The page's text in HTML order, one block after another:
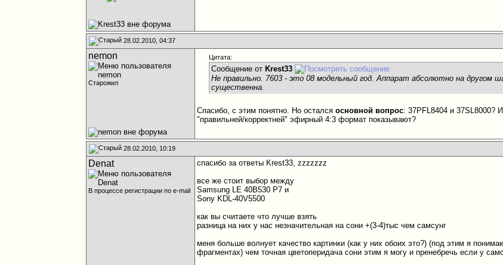
28.02.2010, 04:37
nemon
Старожил
Цитата:
Сообщение от Krest33
Не правильно. 7603 - это 08 модельный год. Аппарат абсолютно на другом
существенна.
Спасибо, с этим понятно. Но осталсяосновной вопрос: 37PFL8404 и 37SL8000?
"правильней/корректней" эфирный 4:3 формат показывают?
28.02.2010, 10:19
Denat
В процессе регистрации по e-mail
спасибо за ответы Krest33, zzzzzzz
все же стоит выбор между
Samsung LE 40B530 P7 и
Sony KDL-40V5500
как вы считаете что лучше взять
разница на них у нас незначительная на сони +(3-4)тыс чем самсунг
меня больше волнует качество картинки (как у них обоих это?) (под этим я
фрагментах) чем точная цветоперидача сони этим я могу и пренебречь если у